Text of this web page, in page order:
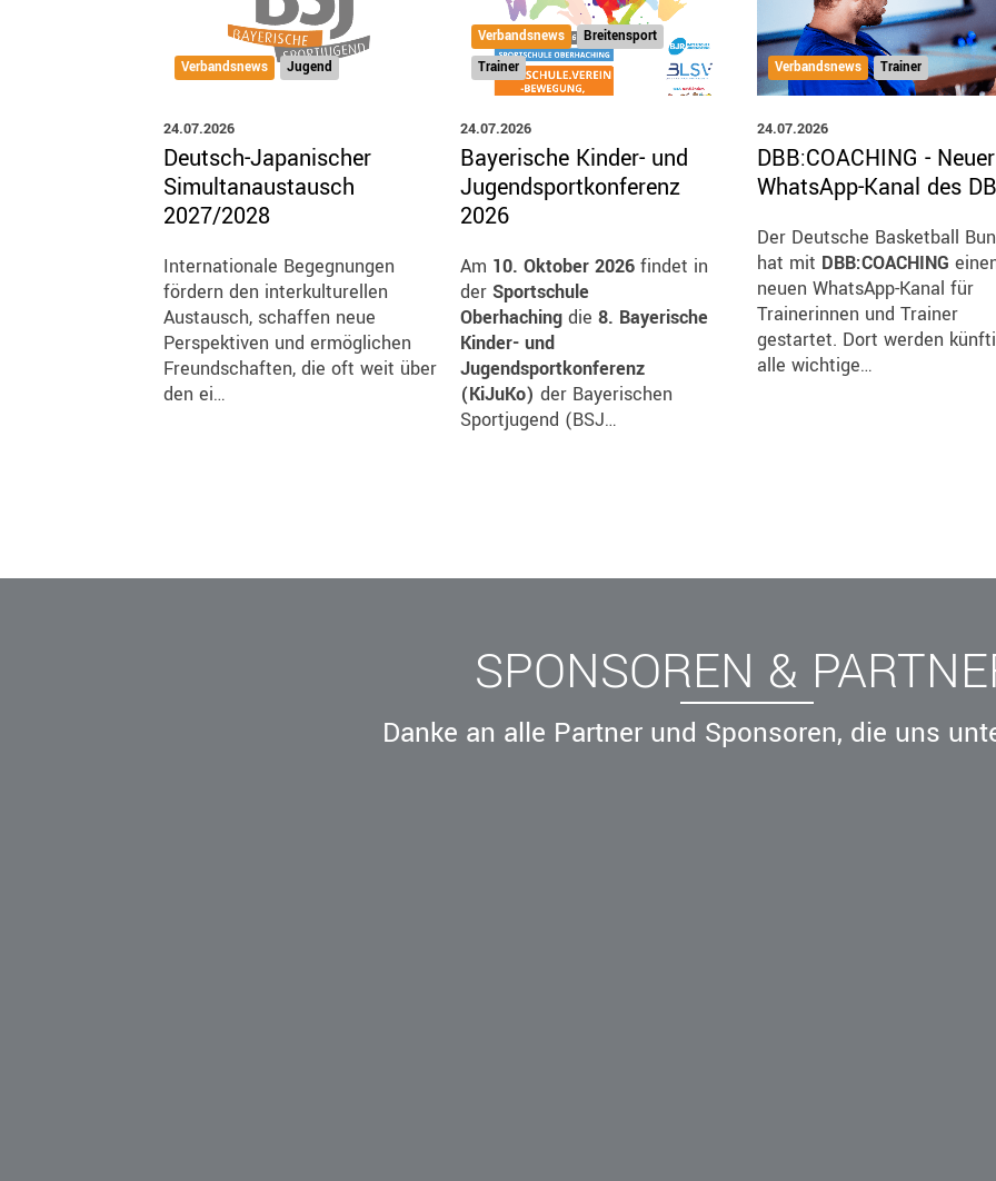
Verbandsnews Jugend
24.07.2026
Deutsch-Japanischer
Simultanaustausch
2027/2028
Internationale Begegnungen
fördern den interkulturellen
Austausch, schaffen neue
Perspektiven und ermöglichen
Freundschaften, die oft weit über
den ei…
Verbandsnews
Breitensport
Trainer
24.07.2026
Bayerische Kinder- und
Jugendsportkonferenz
2026
Am 10. Oktober 2026 findet in
der Sportschule
Oberhaching die8. Bayerische
Kinder- und
Jugendsportkonferenz
(KiJuKo)der Bayerischen
Sportjugend (BSJ…
Verbandsnews Trainer
24.07.2026
DBB:COACHING - Neuer
WhatsApp-Kanal des
Der Deutsche Basketball
hat mit DBB:COACHING
neuen WhatsApp-Kanal für
Trainerinnen und Trainer
gestartet. Dort werden
alle wichtige…
SPONSOREN &
Danke an alle Partner und Sponsoren, die uns